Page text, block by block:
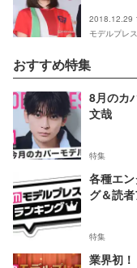
2018.12.29
モデルプレス
おすすめ特集
8月のカ
文哉
特集
各種エ
グ＆読
特集
業界初